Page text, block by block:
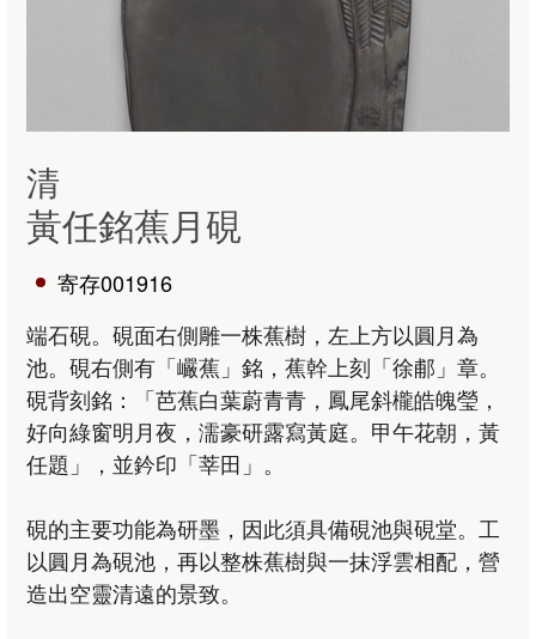
清
黃任銘蕉月硯
寄存001916
端石硯。硯面右側雕一株蕉樹，左上方以圓月為
池。硯右側有「巗蕉」銘，蕉幹上刻「徐郙」章。
硯背刻銘：「芭蕉白葉蔚青青，鳳尾斜櫳皓魄瑩，
好向綠窗明月夜，濡豪研露寫黃庭。甲午花朝，黃
任題」，並鈐印「莘田」。
硯的主要功能為研墨，因此須具備硯池與硯堂。工
以圓月為硯池，再以整株蕉樹與一抹浮雲相配，營
造出空靈清遠的景致。